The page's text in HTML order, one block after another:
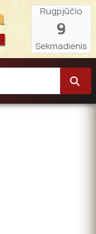
Rugpjūčio
9
Sekmadienis